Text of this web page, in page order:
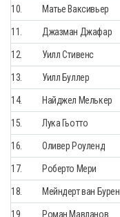
10. Матье Ваксивьер
11. Джазман Джафар
12. Уилл Стивенс
13. Уилл Буллер
14. Найджел Мелькер
15. Лука Гьотто
16. Оливер Роуленд
17. Роберто Мери
18. Мейндерт ван Бурен
19. Роман Мавланов